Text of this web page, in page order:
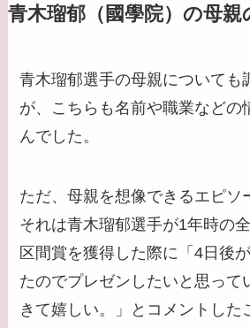
青木瑠郁（國學院）の母親
青木瑠郁選手の母親についても
が、こちらも名前や職業などの
んでした。
ただ、母親を想像できるエピソ
それは青木瑠郁選手が1年時の
区間賞を獲得した際に「4日後
たのでプレゼンしたいと思って
きて嬉しい。」とコメントした